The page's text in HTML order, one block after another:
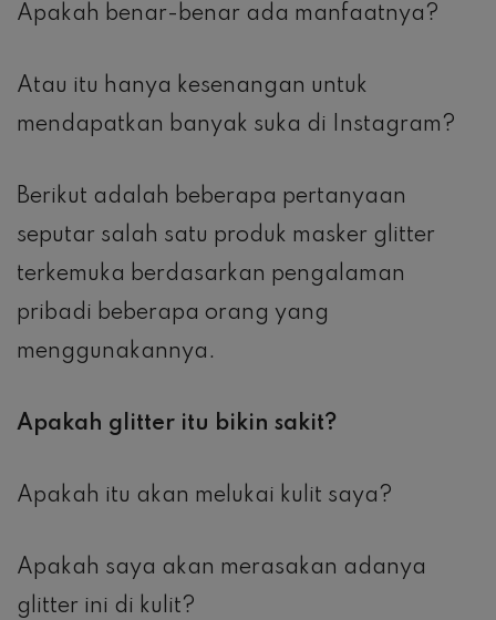
Apakah benar-benar ada manfaatnya?
Atau itu hanya kesenangan untuk
mendapatkan banyak suka di Instagram?
Berikut adalah beberapa pertanyaan
seputar salah satu produk masker glitter
terkemuka berdasarkan pengalaman
pribadi beberapa orang yang
menggunakannya.
Apakah glitter itu bikin sakit?
Apakah itu akan melukai kulit saya?
Apakah saya akan merasakan adanya
glitter ini di kulit?